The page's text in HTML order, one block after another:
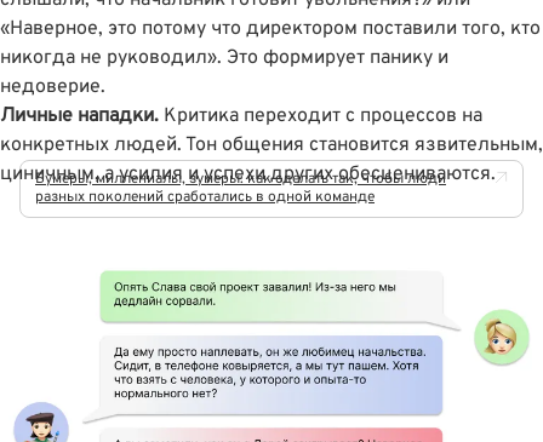
«Наверное, это потому что директором поставили того, кто
никогда не руководил». Это формирует панику и
недоверие.
Личные нападки. Критика переходит с процессов на
конкретных людей. Тон общения становится язвительным,
циничным, а усилия и успехи других обесцениваются.
Бумеры, миллениалы, зумеры: как сделать так, чтобы люди
разных поколений сработались в одной команде